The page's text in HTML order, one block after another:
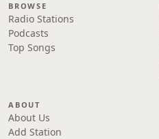
BROWSE
Radio Stations
Podcasts
Top Songs
ABOUT
About Us
Add Station